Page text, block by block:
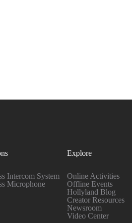
Intercom System
Microphone
Explore
Online Activities
Offline Events
Hollyland Blog
Creator Resources
Newsroom
Video Center